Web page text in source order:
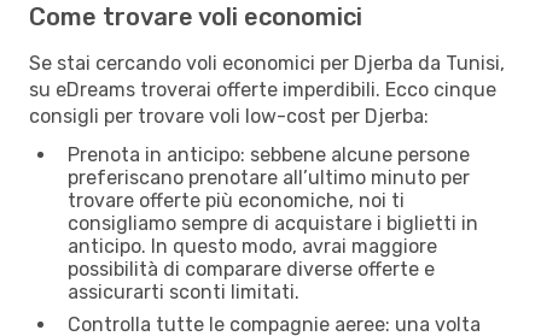
Come trovare voli economici
Se stai cercando voli economici per Djerba da Tunisi,
su eDreams troverai offerte imperdibili. Ecco cinque
consigli per trovare voli low-cost per Djerba:
Prenota in anticipo: sebbene alcune persone
preferiscano prenotare all’ultimo minuto per
trovare offerte più economiche, noi ti
consigliamo sempre di acquistare i biglietti in
anticipo. In questo modo, avrai maggiore
possibilità di comparare diverse offerte e
assicurarti sconti limitati.
Controlla tutte le compagnie aeree: una volta